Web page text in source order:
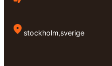
stockholm,sverige